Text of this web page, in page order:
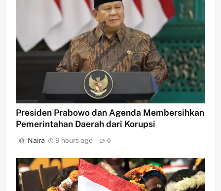
Presiden Prabowo dan Agenda Membersihkan
Pemerintahan Daerah dari Korupsi
Naira 9 hours ago 0